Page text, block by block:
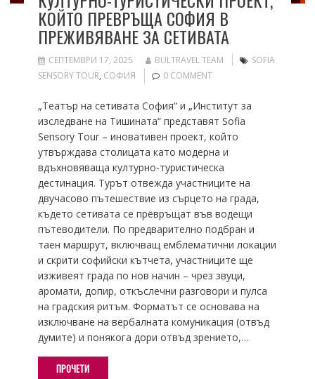
КОЙТО ПРЕВРЪЩА СОФИЯ В
ПРЕЖИВЯВАНЕ ЗА СЕТИВАТА
СЕПТЕМВРИ 17, 2025 BULTRAVEL TEAM
SOFIA
SENSORY TOUR, СОФИЯ 0 COMMENT
„Театър на сетивата София“ и „Институт за
изследване на Тишината“ представят Sofia
Sensory Tour – иновативен проект, който
утвърждава столицата като модерна и
вдъхновяваща културно-туристическа
дестинация. Турът отвежда участниците на
двучасово пътешествие из сърцето на града,
където сетивата се превръщат във водещи
пътеводители. По предварително подбран и
таен маршрут, включващ емблематични локации
и скрити софийски кътчета, участниците ще
изживеят града по нов начин – чрез звуци,
аромати, допир, откъслечни разговори и пулса
на градския ритъм. Форматът се основава на
изключване на вербалната комуникация (отвъд
думите) и понякога дори отвъд зрението,…
ПРОЧЕТИ